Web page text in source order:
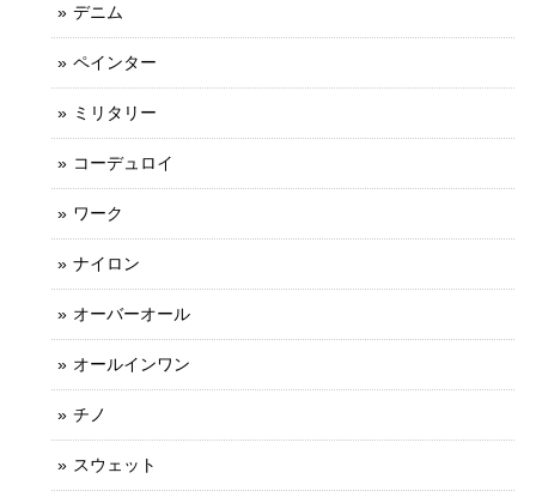
デニム
ペインター
ミリタリー
コーデュロイ
ワーク
ナイロン
オーバーオール
オールインワン
チノ
スウェット